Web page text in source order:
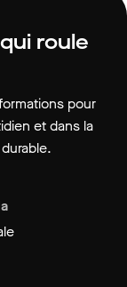
roule
pour
et dans la